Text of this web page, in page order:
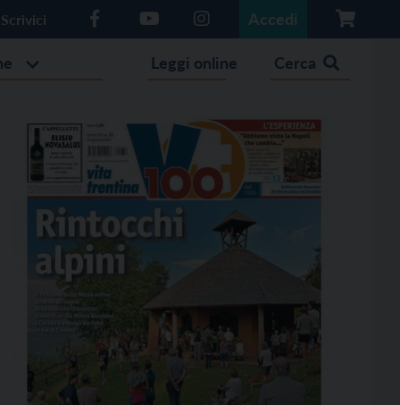
Scrivici Accedi
Leggi online Cerca